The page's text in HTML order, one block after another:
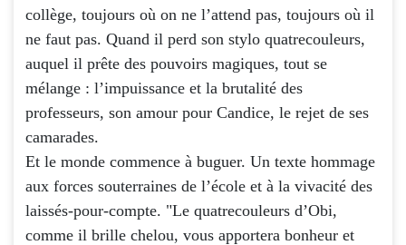
collège, toujours où on ne l’attend pas, toujours où il
ne faut pas. Quand il perd son stylo quatrecouleurs,
auquel il prête des pouvoirs magiques, tout se
mélange : l’impuissance et la brutalité des
professeurs, son amour pour Candice, le rejet de ses
camarades.
Et le monde commence à buguer. Un texte hommage
aux forces souterraines de l’école et à la vivacité des
laissés-pour-compte. "Le quatrecouleurs d’Obi,
comme il brille chelou, vous apportera bonheur et